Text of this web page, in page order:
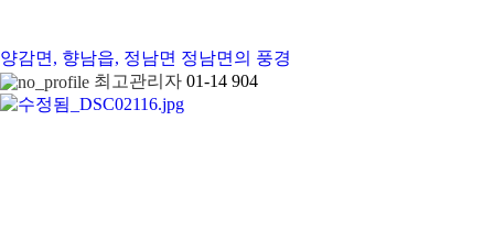
양감면, 향남읍, 정남면 정남면의 풍경
최고관리자 01-14 904